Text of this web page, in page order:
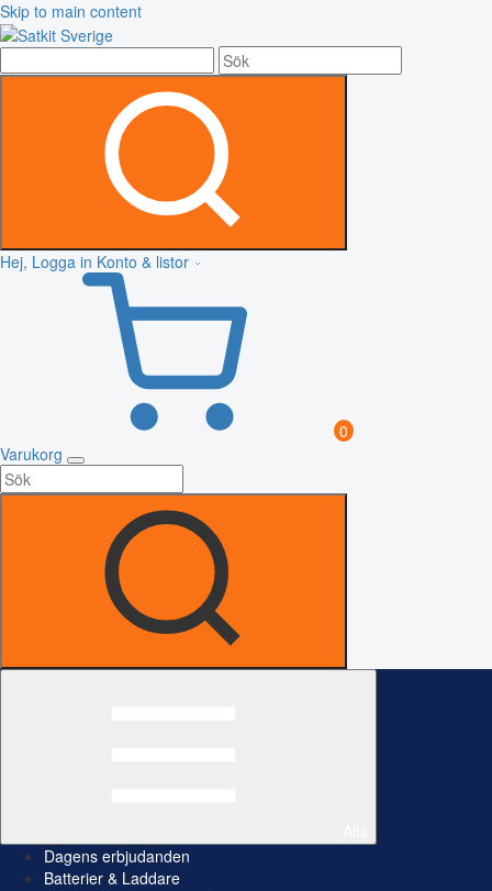
Skip to main content
Hej, Logga in Konto & listor
0
Varukorg
Dagens erbjudanden
Batterier & Laddare